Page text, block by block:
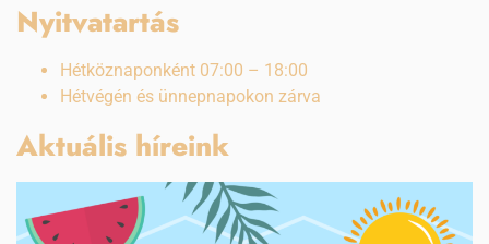
Nyitvatartás
Hétköznaponként 07:00 – 18:00
Hétvégén és ünnepnapokon zárva
Aktuális híreink